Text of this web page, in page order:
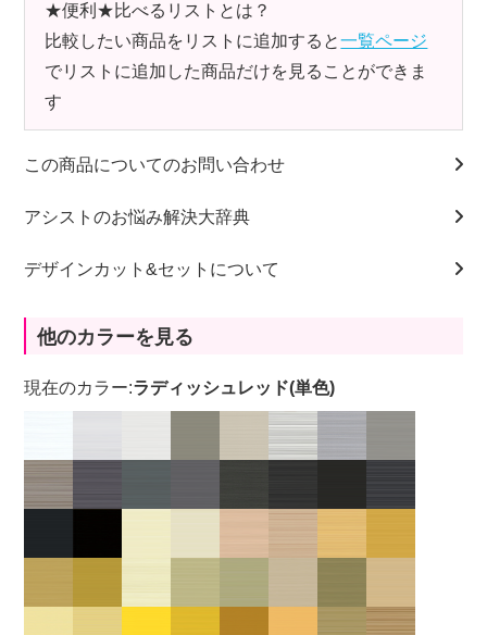
★便利★比べるリストとは？
比較したい商品をリストに追加すると一覧ページ
でリストに追加した商品だけを見ることができま
す
この商品についてのお問い合わせ
アシストのお悩み解決大辞典
デザインカット&セットについて
他のカラーを見る
現在のカラー:ラディッシュレッド(単色)